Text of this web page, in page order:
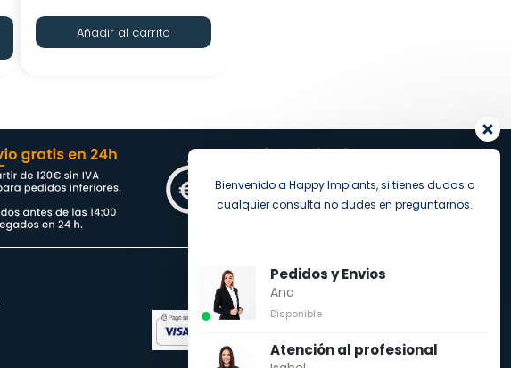
Añadir al carrito
Pago seguro
Bienvenido a Happy Implants, si tienes dudas o
cualquier consulta no dudes en preguntarnos.
Pedidos y Envios
Ana
Disponible
Atención al profesional